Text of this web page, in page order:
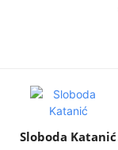
Sloboda Katanić